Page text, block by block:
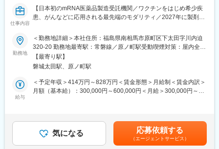
【バリュー】
高品質なmRNA原薬、製剤の製造技術開発と効率的な生産サービ
スにより医薬品企業の事業推進、医薬品安定供給に貢献する。
■当社について
当社は日本初のmRNA医薬品の開発・製造を受託する機関
（CDMO）です。COVID-19を含む次世代mRNAワクチンの製造
施設を建設しています。「世界初の統合型mRNA医薬品CDMO事
る世界初の統合型mRNA医薬品CDMOを目指しています。
当社はGMP準拠のmRNA原薬製造施設を2023年7月に竣工しまし
製造を請け負うことが可能となります。
変更の範囲：会社の定める業務
仕事内容
【日本初のmRNA医薬品製造受託機関／ワクチンをはじめ希少疾
患、がんなどに応用される最先端のモダリティ／2027年に製剤工
■仕事内容：
商用生産品・治験薬GMPにおける製造業務全般を担っていただき
ます。
※ご経験に応じて、原薬ないしは製剤チームへの配属を決定しま
す。
・製造オペレーション業務
・関連部署との情報共有および情報交換
勤務地
＜勤務地詳細＞本社住所：福島県南相馬市原町区下太田字川内迫
320-20 勤務地最寄駅：常磐線／原ノ町駅受動喫煙対策：屋内全面
禁煙変更の範囲：会社の定める事業所
【最寄り駅】
磐城太田駅、原ノ町駅
給与
＜予定年収＞414万円～828万円＜賃金形態＞月給制＜賃金内訳＞
月額（基本給）：300,000円～600,000円＜月給＞300,000円～
ディション手当賃金はあくまでも目安の金額であり、選考を通じ
て上下する可能性があります。月給(月額)は固定手当を含めた表記
です。
気になる 応募依頼する
（エージェントサービス）